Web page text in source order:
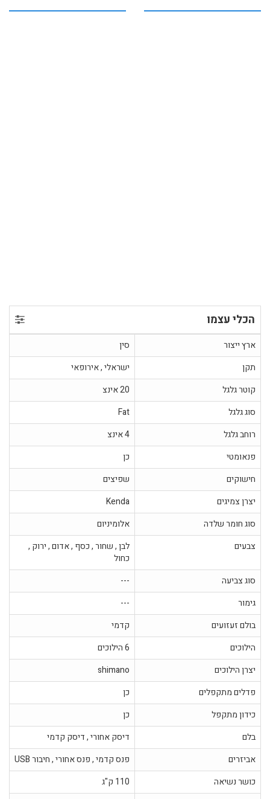
הכלי עצמו
ארץ ייצור
סין
תקן
ישראלי , אירופאי
קוטר גלגל
סוג גלגל
Fat
רוחב גלגל
פנאומטי
חישוקים
שפיצים
יצרן צמיגים
Kenda
סוג חומר שלדה
אלומיניום
צבעים
לבן , שחור , כסף , אדום , ירוק ,
כחול
סוג צביעה
גימור
בולם זעזועים
קדמי
הילוכים
יצרן הילוכים
shimano
פדלים מתקפלים
כידון מתקפל
בלם
דיסק אחורי , דיסק קדמי
אביזרים
פנס קדמי , פנס אחורי , חיבור USB
כושר נשיאה
110 ק"ג